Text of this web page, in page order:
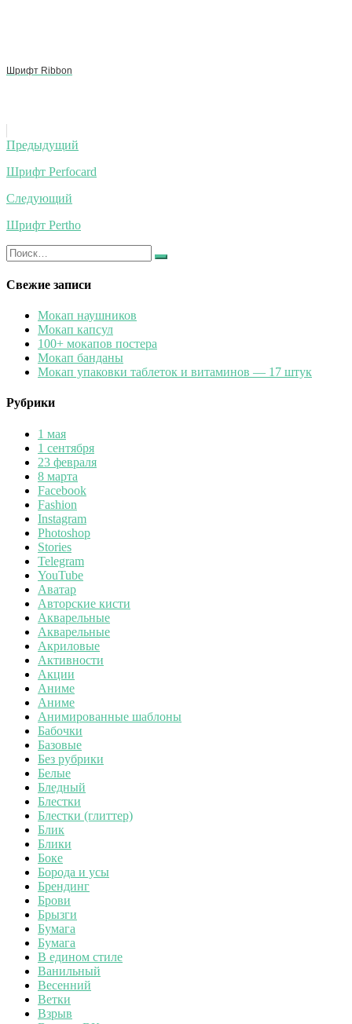
Шрифт Ribbon
Навигация
по
записям
Предыдущий
Шрифт Perfocard
Следующий
Шрифт Pertho
Искать:
Найти
Свежие записи
Мокап наушников
Мокап капсул
100+ мокапов постера
Мокап банданы
Мокап упаковки таблеток и витаминов — 17 штук
Рубрики
1 мая
1 сентября
23 февраля
8 марта
Facebook
Fashion
Instagram
Photoshop
Stories
Telegram
YouTube
Аватар
Авторские кисти
Акварельные
Акварельные
Акриловые
Активности
Акции
Аниме
Аниме
Анимированные шаблоны
Бабочки
Базовые
Без рубрики
Белые
Бледный
Блестки
Блестки (глиттер)
Блик
Блики
Боке
Борода и усы
Брендинг
Брови
Брызги
Бумага
Бумага
В едином стиле
Ванильный
Весенний
Ветки
Взрыв